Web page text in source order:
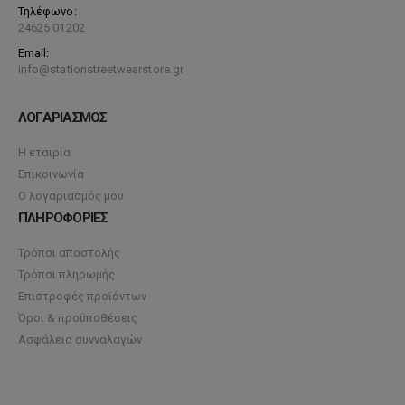
Τηλέφωνο:
24625 01202
Email:
info@stationstreetwearstore.gr
ΛΟΓΑΡΙΑΣΜΟΣ
Η εταιρία
Επικοινωνία
Ο λογαριασμός μου
ΠΛΗΡΟΦΟΡΙΕΣ
Τρόποι αποστολής
Τρόποι πληρωμής
Επιστροφές προϊόντων
Όροι & προϋποθέσεις
Ασφάλεια συνναλαγών